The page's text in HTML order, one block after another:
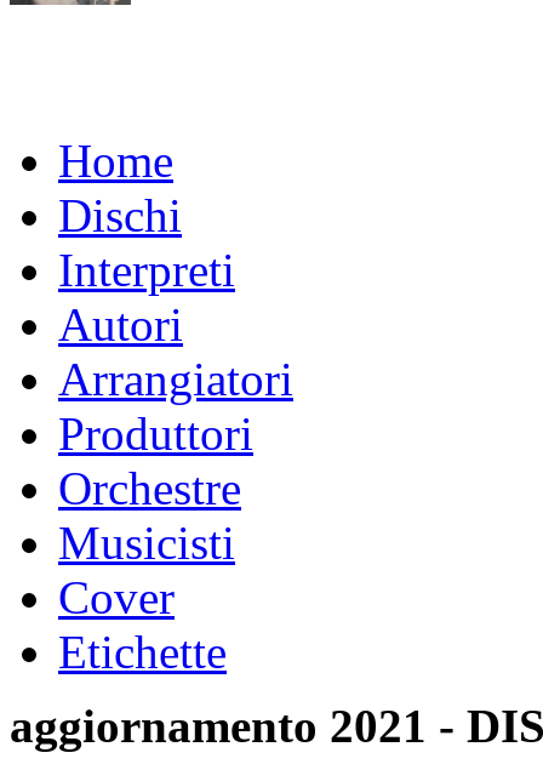
Home
Dischi
Interpreti
Autori
Arrangiatori
Produttori
Orchestre
Musicisti
Cover
Etichette
aggiornamento 2021 -